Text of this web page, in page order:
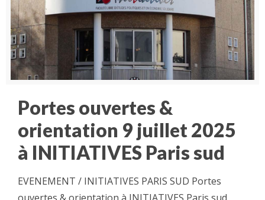
Portes ouvertes &
orientation 9 juillet 2025
à INITIATIVES Paris sud
EVENEMENT / INITIATIVES PARIS SUD Portes